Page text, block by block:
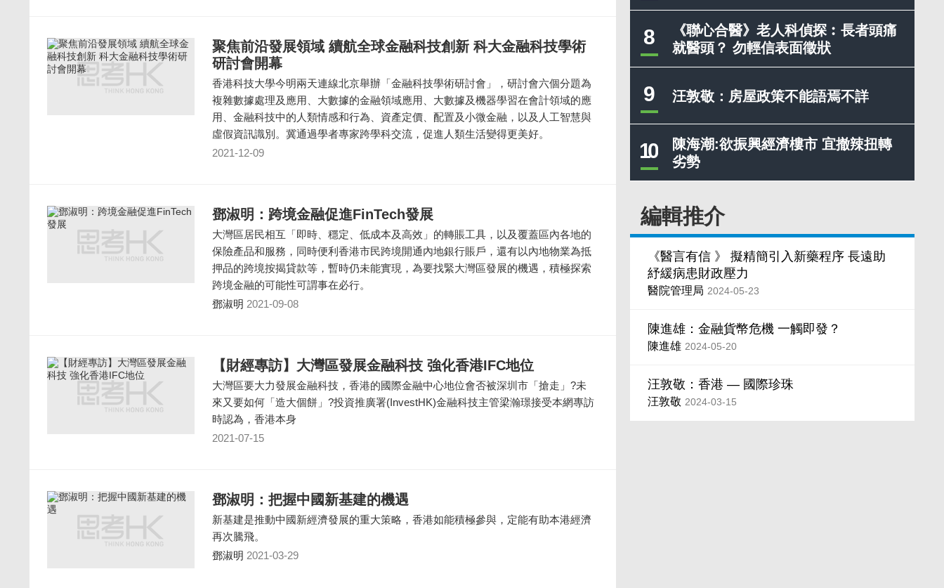
8
《聯心合醫》老人科偵探︰長者頭痛
就醫頭？ 勿輕信表面徵狀
9 汪敦敬：房屋政策不能語焉不詳
10
陳海潮:欲振興經濟樓市 宜撤辣扭轉
劣勢
編輯推介
《醫言有信 》 擬精簡引入新藥程序 長遠助
紓緩病患財政壓力
醫院管理局 2024-05-23
陳進雄：金融貨幣危機 一觸即發？
陳進雄 2024-05-20
汪敦敬：香港 — 國際珍珠
汪敦敬 2024-03-15
聚焦前沿發展領域 續航全球金融科技創新 科大金融科技學術
研討會開幕
香港科技大學今明兩天連線北京舉辦「金融科技學術研討會」，研討會六個分題為
複雜數據處理及應用、大數據的金融領域應用、大數據及機器學習在會計領域的應
用、金融科技中的人類情感和行為、資產定價、配置及小微金融，以及人工智慧與
虛假資訊識別。冀通過學者專家跨學科交流，促進人類生活變得更美好。
2021-12-09
鄧淑明：跨境金融促進FinTech發展
大灣區居民相互「即時、穩定、低成本及高效」的轉賬工具，以及覆蓋區內各地的
保險產品和服務，同時便利香港市民跨境開通內地銀行賬戶，還有以內地物業為抵
押品的跨境按揭貸款等，暫時仍未能實現，為要找緊大灣區發展的機遇，積極探索
跨境金融的可能性可謂事在必行。
鄧淑明 2021-09-08
【財經專訪】大灣區發展金融科技 強化香港IFC地位
大灣區要大力發展金融科技，香港的國際金融中心地位會否被深圳市「搶走」?未
來又要如何「造大個餅」?投資推廣署(InvestHK)金融科技主管梁瀚璟接受本網專訪
時認為，香港本身
2021-07-15
鄧淑明：把握中國新基建的機遇
新基建是推動中國新經濟發展的重大策略，香港如能積極參與，定能有助本港經濟
再次騰飛。
鄧淑明 2021-03-29